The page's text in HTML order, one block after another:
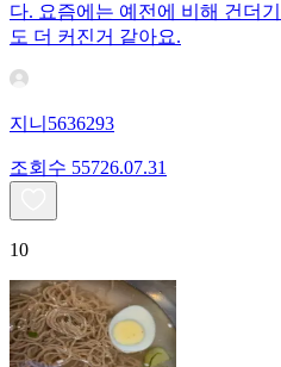
다. 요즘에는 예전에 비해 건더
도 더 커진거 같아요.
지니5636293
조회수 55726.07.31
10